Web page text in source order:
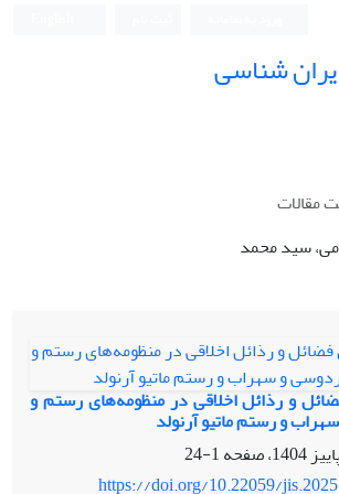
شناسی
مقالات
سید محمد
و رذائل اخلاقی در منظومه‌های رستم و
و رستم ماتیو آرنولد
1-24
https://doi.org/10.22059/